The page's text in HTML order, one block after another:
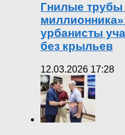
Гнилые трубы
урбанисты
без крыльев
12.03.2026 17:28